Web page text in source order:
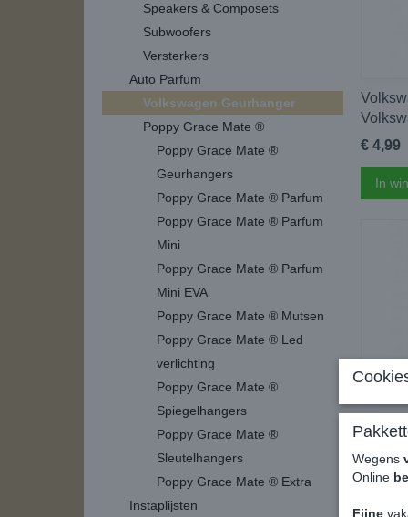
Speakers & Composets
Subwoofers
Versterkers
Auto Parfum
Volkswagen Geurhanger
Poppy Grace Mate ®
Poppy Grace Mate ®
Geurhangers
Poppy Grace Mate ® Parfum
Poppy Grace Mate ® Parfum
Mini
Poppy Grace Mate ® Parfum
Mini EVA
Poppy Grace Mate ® Mutsen
Poppy Grace Mate ® Led
verlichting
Poppy Grace Mate ®
Spiegelhangers
Poppy Grace Mate ®
Sleutelhangers
Poppy Grace Mate ® Extra
Instaplijsten
€ 4,99
In
€ 4,99
In
Wegens
Online
Fijne